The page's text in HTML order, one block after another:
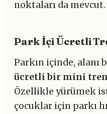
noktaları da mevcut.
Park İçi Ücretli
Parkın içinde, alanı
ücretli bir mini tren
Özellikle yürümek
çocuklar için parkı